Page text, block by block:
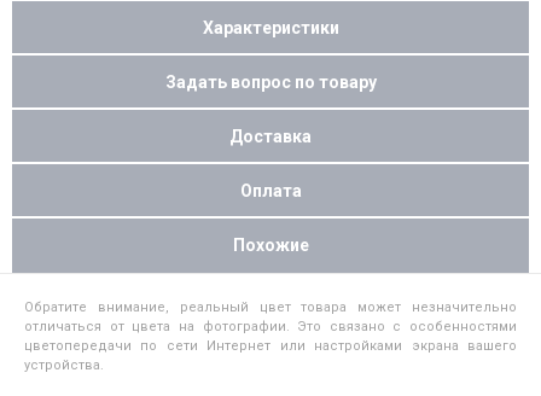
Характеристики
Задать вопрос по товару
Доставка
Оплата
Похожие
Обратите внимание, реальный цвет товара может незначительно
отличаться от цвета на фотографии. Это связано с особенностями
цветопередачи по сети Интернет или настройками экрана вашего
устройства.